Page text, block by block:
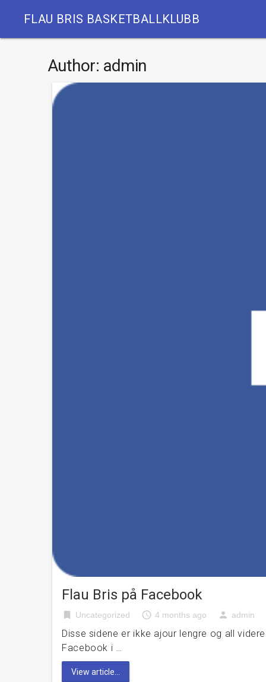
FLAU BRIS BASKETBALLKLUBB
Author: admin
Flau Bris på Facebook
bookmark Uncategorized access_time 4 months ago person admin
Disse sidene er ikke ajour lengre og all
Facebook i …
View article...